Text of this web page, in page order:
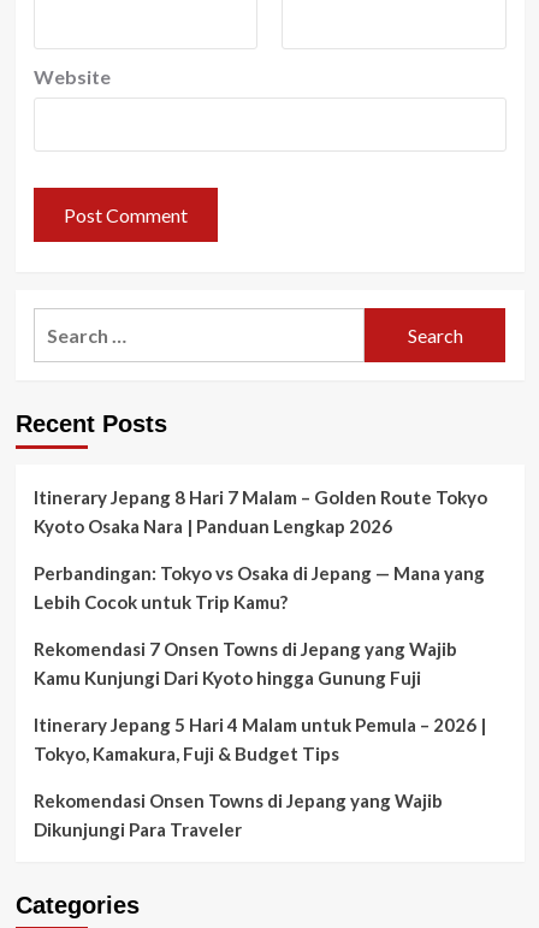
Website
Recent Posts
Itinerary Jepang 8 Hari 7 Malam – Golden Route Tokyo
Kyoto Osaka Nara | Panduan Lengkap 2026
Perbandingan: Tokyo vs Osaka di Jepang — Mana yang
Lebih Cocok untuk Trip Kamu?
Rekomendasi 7 Onsen Towns di Jepang yang Wajib
Kamu Kunjungi Dari Kyoto hingga Gunung Fuji
Itinerary Jepang 5 Hari 4 Malam untuk Pemula – 2026 |
Tokyo, Kamakura, Fuji & Budget Tips
Rekomendasi Onsen Towns di Jepang yang Wajib
Dikunjungi Para Traveler
Categories